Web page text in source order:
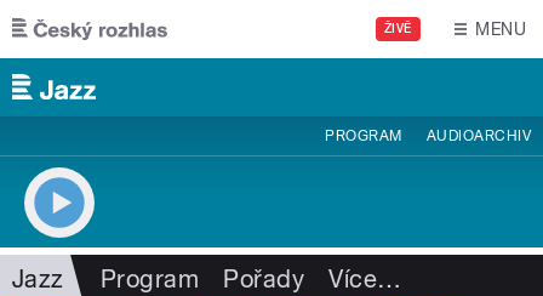
Přejít k hlavnímu obsahu
ŽIVĚ MENU
PROGRAM AUDIOARCHIV
Jazz Program Pořady Více…